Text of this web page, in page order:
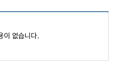
이 없습니다.